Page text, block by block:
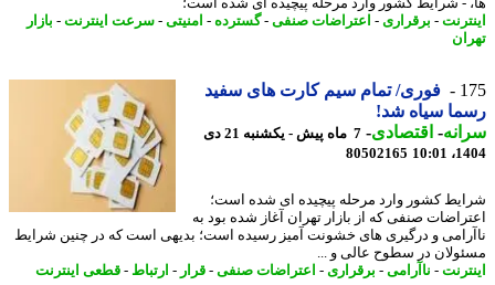
- شرایط کشور وارد مرحله پیچیده ای شده است؛
-برقراری - اعتراضات صنفی-گسترده- امنیتی-سرعت اینترنت-بازار
فوری/ تمام سیم کارت های سفید
سیاه شد!
- اقتصادی-
7 ماه پیش - یکشنبه 21 دی
80502165
کشور وارد مرحله پیچیده ای شده است؛
صنفی که از بازار تهران آغاز شده بود به
و درگیری های خشونت آمیز رسیده است؛ بدیهی است که در چنین شرایط
در سطوح عالی و ...
-ناآرامی -برقراری - اعتراضات صنفی-قرار - ارتباط -قطعی اینترنت